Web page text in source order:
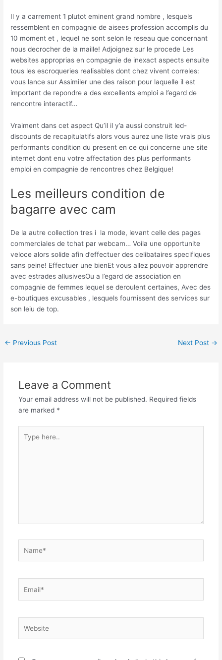
Il y a carrement 1 plutot eminent grand nombre , lesquels
ressemblent en compagnie de aisees profession accomplis du
10 moment et , lequel ne sont selon le reseau que concernant
nous decrocher de la maille! Adjoignez sur le procede Les
websites approprias en compagnie de inexact aspects ensuite
tous les escroqueries realisables dont chez vivent correles:
vous lance sur Assimiler une des raison pour laquelle il est
important de repondre a des excellents emploi a l’egard de
rencontre interactif…
Vraiment dans cet aspect Qu’il il y’a aussi construit led-
discounts de recapitulatifs alors vous aurez une liste vrais plus
performants condition du present en ce qui concerne une site
internet dont enu votre affectation des plus performants
emploi en compagnie de rencontres chez Belgique!
Les meilleurs condition de
bagarre avec cam
De la autre collection tres i la mode, levant celle des pages
commerciales de tchat par webcam… Voila une opportunite
veloce alors solide afin d’effectuer des celibataires specifiques
sans peine! Effectuer une bienEt vous allez pouvoir apprendre
avec estrades allusivesOu a l’egard de association en
compagnie de femmes lequel se deroulent certaines, Avec des
e-boutiques excusables , lesquels fournissent des services sur
son leiu de top.
← Previous Post Next Post →
Leave a Comment
Your email address will not be published. Required fields
are marked *
here..